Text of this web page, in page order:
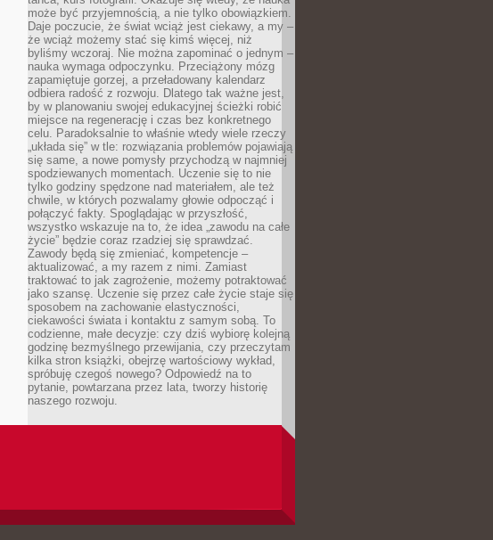
może być przyjemnością, a nie tylko obowiązkiem.
Daje poczucie, że świat wciąż jest ciekawy, a my –
że wciąż możemy stać się kimś więcej, niż
byliśmy wczoraj. Nie można zapominać o jednym –
nauka wymaga odpoczynku. Przeciążony mózg
zapamiętuje gorzej, a przeładowany kalendarz
odbiera radość z rozwoju. Dlatego tak ważne jest,
by w planowaniu swojej edukacyjnej ścieżki robić
miejsce na regenerację i czas bez konkretnego
celu. Paradoksalnie to właśnie wtedy wiele rzeczy
„układa się” w tle: rozwiązania problemów pojawiają
się same, a nowe pomysły przychodzą w najmniej
spodziewanych momentach. Uczenie się to nie
tylko godziny spędzone nad materiałem, ale też
chwile, w których pozwalamy głowie odpocząć i
połączyć fakty. Spoglądając w przyszłość,
wszystko wskazuje na to, że idea „zawodu na całe
życie” będzie coraz rzadziej się sprawdzać.
Zawody będą się zmieniać, kompetencje –
aktualizować, a my razem z nimi. Zamiast
traktować to jak zagrożenie, możemy potraktować
jako szansę. Uczenie się przez całe życie staje się
sposobem na zachowanie elastyczności,
ciekawości świata i kontaktu z samym sobą. To
codzienne, małe decyzje: czy dziś wybiorę kolejną
godzinę bezmyślnego przewijania, czy przeczytam
kilka stron książki, obejrzę wartościowy wykład,
spróbuję czegoś nowego? Odpowiedź na to
pytanie, powtarzana przez lata, tworzy historię
naszego rozwoju.